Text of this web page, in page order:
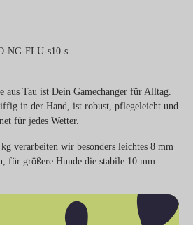
NG-FLU-s10-s
aus Tau ist Dein Gamechanger für Alltag.
in der Hand, ist robust, pflegeleicht und
für jedes Wetter.
verarbeiten wir besonders leichtes 8 mm
für größere Hunde die stabile 10 mm